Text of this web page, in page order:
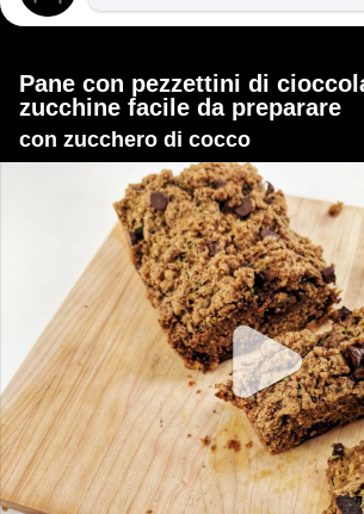
Pane con pezzettini di
zucchine facile da preparare
con zucchero di cocco